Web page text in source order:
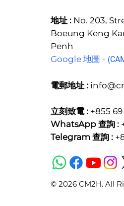
地址 :No. 203,
Boeung Keng
Penh
Google 地圖 - (C
電郵地址 :
立刻致電 :+855 69
WhatsApp 查詢 :
Telegram 查詢 :
© 2026 CM2H. All